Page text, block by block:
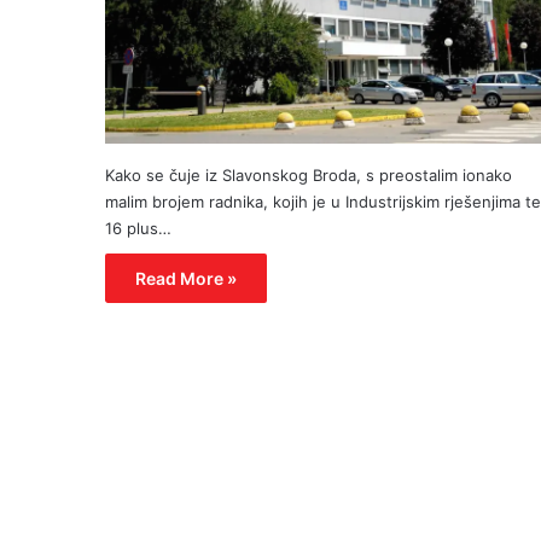
Kako se čuje iz Slavonskog Broda, s preostalim ionako
malim brojem radnika, kojih je u Industrijskim rješenjima
16 plus…
Read More »